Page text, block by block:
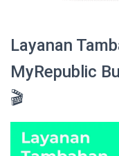
Layanan
MyRepublic
🎬